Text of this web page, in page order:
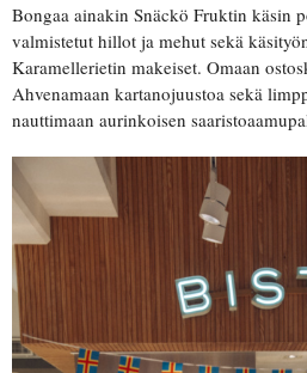
Bongaa ainakin Snäckö Fruktin käsin
valmistetut hillot ja mehut sekä
Karamellerietin makeiset. Omaan
Ahvenamaan kartanojuustoa sekä
nauttimaan aurinkoisen